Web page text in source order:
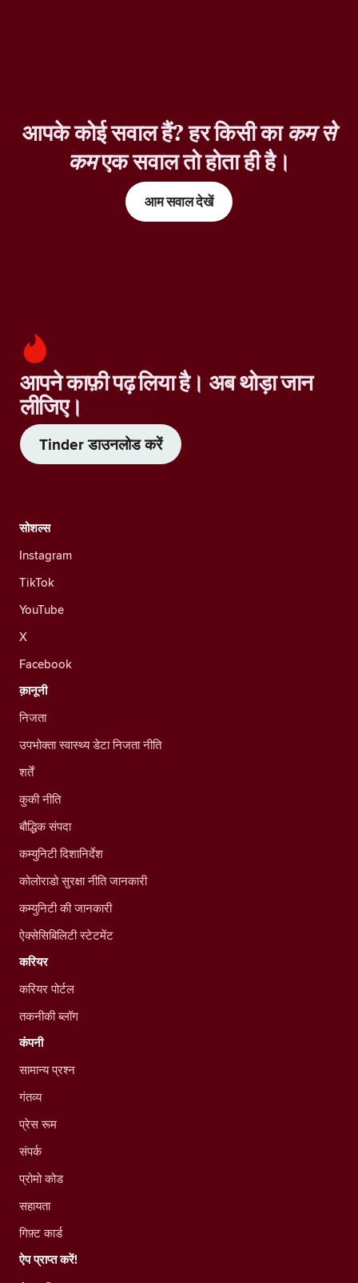
आपके कोई सवाल हैं? हर किसी काकम से
कमएक सवाल तो होता ही है।
आम सवाल देखें
आपने काफ़ी पढ़ लिया है। अब थोड़ा जान
लीजिए।
Tinder डाउनलोड करें
सोशल्स
Instagram
TikTok
YouTube
X
Facebook
क़ानूनी
निजता
उपभोक्ता स्वास्थ्य डेटा निजता नीति
शर्तें
कुकी नीति
बौद्धिक संपदा
कम्युनिटी दिशानिर्देश
कोलोराडो सुरक्षा नीति जानकारी
कम्युनिटी की जानकारी
ऐक्सेसिबिलिटी स्टेटमेंट
करियर
करियर पोर्टल
तकनीकी ब्लॉग
कंपनी
सामान्य प्रश्न
गंतव्य
प्रेस रूम
संपर्क
प्रोमो कोड
सहायता
गिफ़्ट कार्ड
ऐप प्राप्त करें!